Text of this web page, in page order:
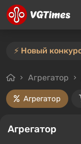
Агрегатор
Агрегатор
Агрегатор